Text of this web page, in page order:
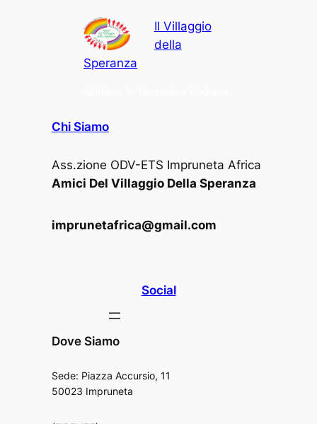
Il Villaggio
della
Speranza
Chi Siamo
Ass.zione ODV-ETS Impruneta Africa
Amici Del Villaggio Della Speranza
imprunetafrica@gmail.com
Social
Dove Siamo
Sede: Piazza Accursio, 11
50023 Impruneta